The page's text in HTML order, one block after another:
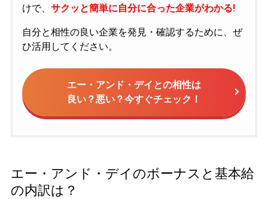
けで、 サクッと簡単に自分に合った企業がわかる!
自分と相性の良い企業を発見・確認するために、ぜ
ひ活用してください。
エー・アンド・デイとの相性は
良い？悪い？今すぐチェック！
エー・アンド・デイのボーナスと基本給
の内訳は？